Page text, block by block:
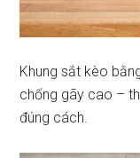
Khung sắt kèo
chống gãy cao –
đúng cách.